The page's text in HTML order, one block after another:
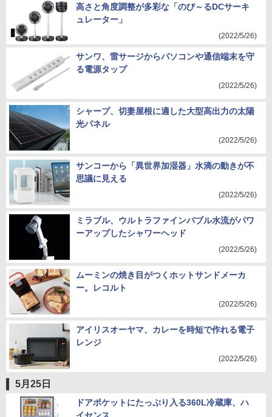
高さと角度調整が多彩な「のび～るDCサーキ
ュレーター」
(2022/5/26)
サンワ、雷サージからパソコンや通信端末を守
る電源タップ
(2022/5/26)
シャープ、切妻屋根に適した大型高出力の太陽
光パネル
(2022/5/26)
サンコーから「異世界加湿器」水滴の動きが不
思議に見える
(2022/5/26)
ミラブル、ウルトラファインバブル水流がパワ
ーアップしたシャワーヘッド
(2022/5/26)
ムーミンの焼き目がつくホットサンドメーカ
ー。レコルト
(2022/5/26)
アイリスオーヤマ、カレーを時短で作れる電子
レンジ
(2022/5/26)
5月25日
ドアポケットにたっぷり入る360L冷蔵庫、ハ